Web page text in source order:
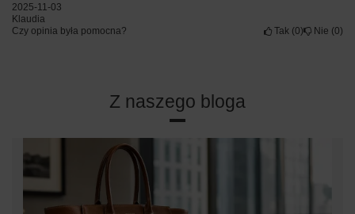
2025-11-03
Klaudia
Czy opinia była pomocna?
Tak 0 Nie 0
Z naszego bloga